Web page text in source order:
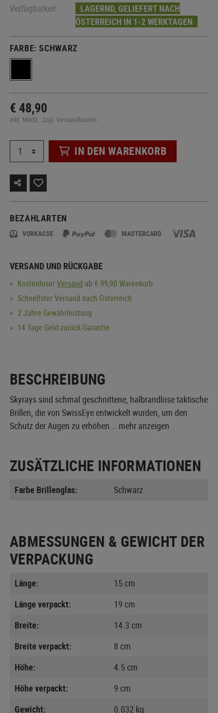
Verfügbarkeit:
LAGERND, GELIEFERT NACH
ÖSTERREICH IN 1-2 WERKTAGEN
FARBE:SCHWARZ
€ 48,90
inkl. MwSt., zzgl. Versandkosten
IN DEN WARENKORB
BEZAHLARTEN
VORKASSE MASTERCARD
VERSAND UND RÜCKGABE
KostenloserVersand ab € 99,90 Warenkorb
Schnellster Versand nach Österreich
2 Jahre Gewährleistung
14 Tage Geld-zurück-Garantie
BESCHREIBUNG
Skyrays sind schmal geschnittene, halbrandlose taktische
Brillen, die von SwissEye entwickelt wurden, um den
Schutz der Augen zu erhöhen... mehr anzeigen
ZUSÄTZLICHE INFORMATIONEN
Farbe Brillenglas: Schwarz
ABMESSUNGEN & GEWICHT DER
VERPACKUNG
Länge:
15 cm
Länge verpackt:
19 cm
Breite:
14.3 cm
Breite verpackt:
8 cm
Höhe:
4.5 cm
Höhe verpackt:
9 cm
Gewicht:
0.032 kg